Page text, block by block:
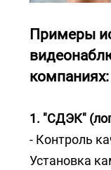
Примеры
компаниях:
1. "СДЭК"
- Контроль
Установка